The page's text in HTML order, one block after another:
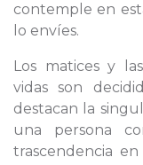
contemple en
lo envíes.
Los matices y
vidas son
destacan la
una persona
trascendencia